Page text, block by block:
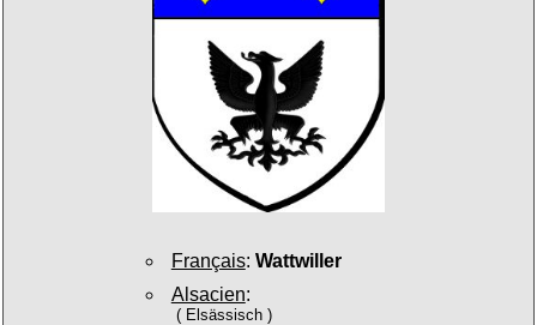
Français: Wattwiller
Alsacien:
( Elsässisch )